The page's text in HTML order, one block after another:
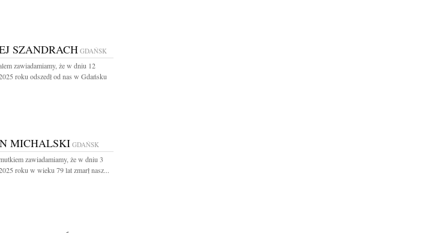
SZANDRACH GDAŃSK
zawiadamiamy, że w dniu 12
roku odszedł od nas w Gdańsku
MICHALSKIGDAŃSK
zawiadamiamy, że w dniu 3
roku w wieku 79 lat zmarł nasz...